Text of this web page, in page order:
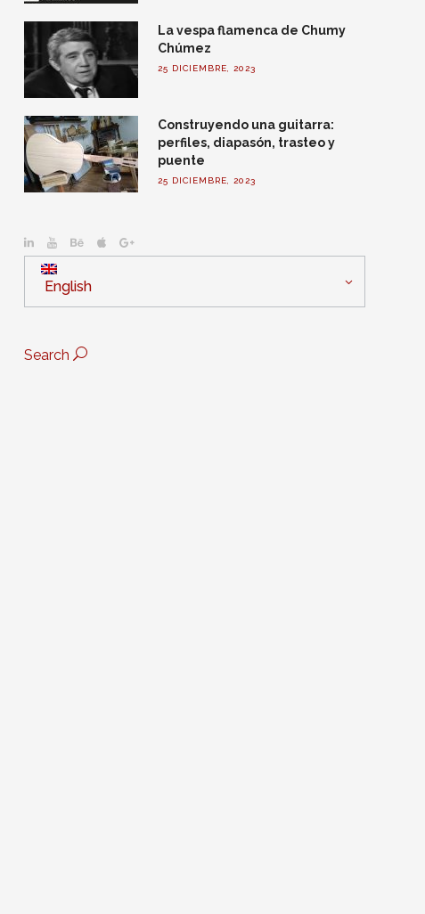
La vespa flamenca de Chumy
Chúmez
25 DICIEMBRE, 2023
Construyendo una guitarra:
perfiles, diapasón, trasteo y
puente
25 DICIEMBRE, 2023
English
Search